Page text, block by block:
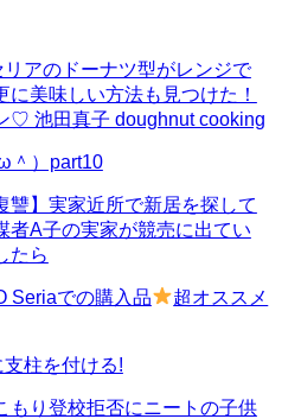
リアのドーナツ型がレンジで
美味しい方法も見つけた！
♡ 池田真子 doughnut cooking
＾）part10
讐】実家近所で新居を探して
者A子の実家が競売に出てい
たら
Seriaでの購入品
超オススメ
柱を付ける!
り登校拒否にニートの子供